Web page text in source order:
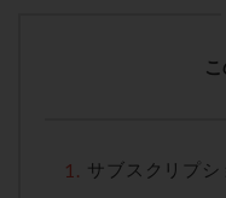
サブスクリプシ